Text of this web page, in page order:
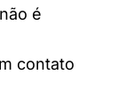
é
contato